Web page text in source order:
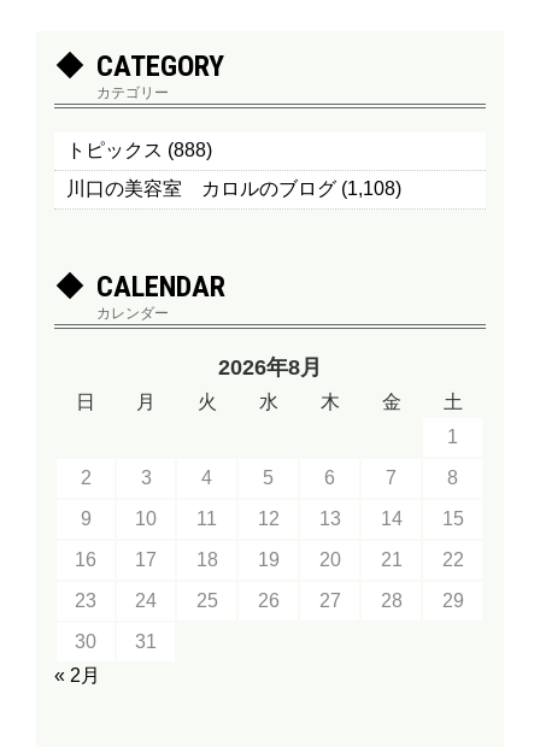
CATEGORY
カテゴリー
トピックス (888)
川口の美容室 カロルのブログ (1,108)
CALENDAR
カレンダー
2026年8月
日 月 火 水 木 金
土
1
2
3 4 5 6 7
8
9
10 11 12 13 14
15
16
17 18 19 20 21
22
23
24 25 26 27 28
29
30
31
« 2月